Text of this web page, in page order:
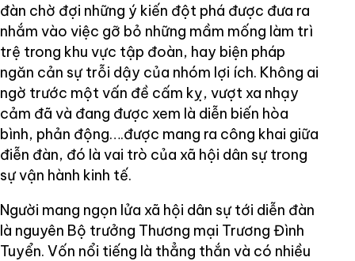
đàn chờ đợi những ý kiến đột phá được đưa ra
nhắm vào việc gỡ bỏ những mầm mống làm trì
trệ trong khu vực tập đoàn, hay biện pháp
ngăn cản sự trỗi dậy của nhóm lợi ích. Không ai
ngờ trước một vấn đề cấm kỵ, vượt xa nhạy
cảm đã và đang được xem là diễn biến hòa
bình, phản động….được mang ra công khai giữa
điễn đàn, đó là vai trò của xã hội dân sự trong
sự vận hành kinh tế.
Người mang ngọn lửa xã hội dân sự tới diễn đàn
là nguyên Bộ trưởng Thương mại Trương Đình
Tuyển. Vốn nổi tiếng là thẳng thắn và có nhiều